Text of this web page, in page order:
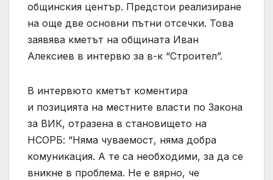
общинския център. Предстои реализиране
на още две основни пътни отсечки. Това
заявява кметът на общината Иван
Алексиев в интервю за в-к “Строител”.
В интервюто кметът коментира
и позицията на местните власти по Закона
за ВИК, отразена в становището на
НСОРБ: “Няма чуваемост, няма добра
комуникация. А те са необходими, за да се
вникне в проблема. Не е вярно, че